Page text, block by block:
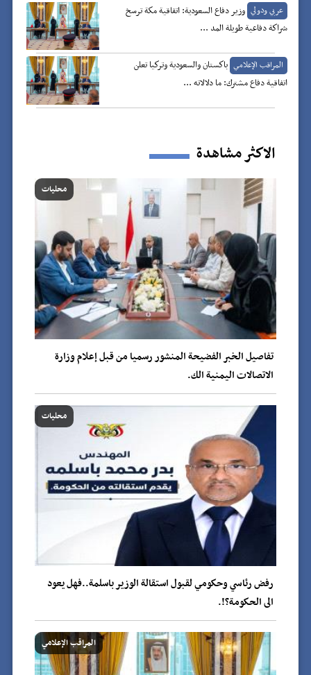
عربي ودولي وزير دفاع السعودية: اتفاقية مكة ترسخ
شراكة دفاعية طويلة المد ...
المراقب الإعلامي باكستان والسعودية وتركيا تعلن
اتفاقية دفاع مشترك: ما دلالاته ...
الاكثر مشاهدة
محليات
تفاصيل الخبر الفضيحة المنشور رسميا من قبل إعلام وزارة
الاتصالات اليمنية الك.
محليات
رفض رئاسي وحكومي لقبول استقالة الوزير باسلمة..فهل يعود
الى الحكومة؟!.
المراقب الإعلامي